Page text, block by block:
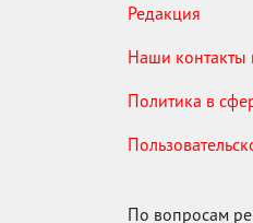
Редакция
Наши контакты
Политика в
По вопросам